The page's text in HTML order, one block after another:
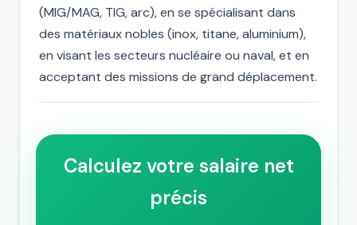
(MIG/MAG, TIG, arc), en se spécialisant dans
des matériaux nobles (inox, titane, aluminium),
en visant les secteurs nucléaire ou naval, et en
acceptant des missions de grand déplacement.
Calculez votre salaire net
précis